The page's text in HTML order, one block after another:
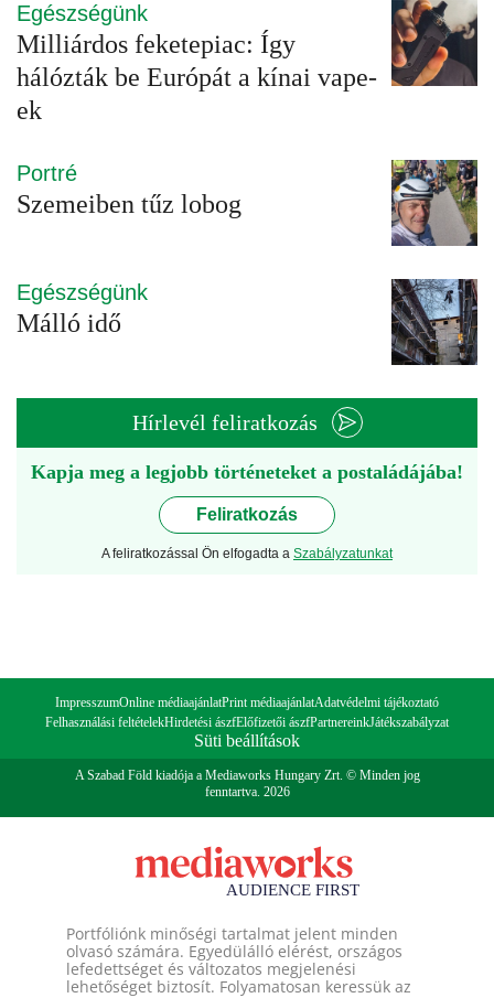
Egészségünk
Milliárdos feketepiac: Így
hálózták be Európát a kínai vape-
ek
Portré
Szemeiben tűz lobog
Egészségünk
Málló idő
Hírlevél feliratkozás
Kapja meg a legjobb történeteket a postaládájába!
Feliratkozás
A feliratkozással Ön elfogadta a Szabályzatunkat
ImpresszumOnline médiaajánlatPrint médiaajánlatAdatvédelmi tájékoztató
Felhasználási feltételekHirdetési ászfElőfizetői ászfPartnereinkJátékszabályzat
Süti beállítások
A Szabad Föld kiadója a Mediaworks Hungary Zrt. © Minden jog
fenntartva. 2026
Portfóliónk minőségi tartalmat jelent minden
olvasó számára. Egyedülálló elérést, országos
lefedettséget és változatos megjelenési
lehetőséget biztosít. Folyamatosan keressük az